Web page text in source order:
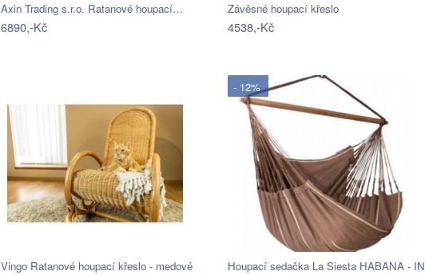
Axin Trading s.r.o. Ratanové houpací…
6890,-Kč
Závěsné houpací křeslo
4538,-Kč
Vingo Ratanové houpací křeslo - medové
- 12%
Houpací sedačka La Siesta HABANA - IN